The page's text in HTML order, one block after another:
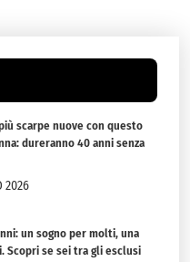
scarpe nuove con questo
dureranno 40 anni senza
2026
un sogno per molti, una
Scopri se sei tra gli esclusi